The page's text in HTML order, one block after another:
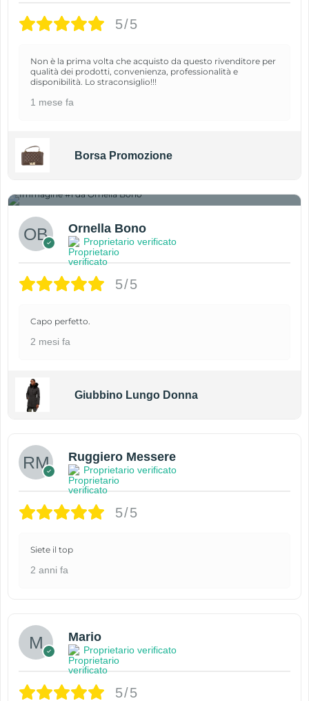
5/5
Non è la prima volta che acquisto da questo rivenditore per
qualità dei prodotti, convenienza, professionalità e
disponibilità. Lo straconsiglio!!!
1 mese fa
Borsa Promozione
Ornella Bono
Proprietario verificato
5/5
Capo perfetto.
2 mesi fa
Giubbino Lungo Donna
Ruggiero Messere
Proprietario verificato
5/5
Siete il top
2 anni fa
Mario
Proprietario verificato
5/5